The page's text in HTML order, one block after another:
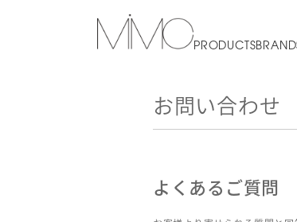
PRODUCTS
お問い合わせ
よくあるご質問